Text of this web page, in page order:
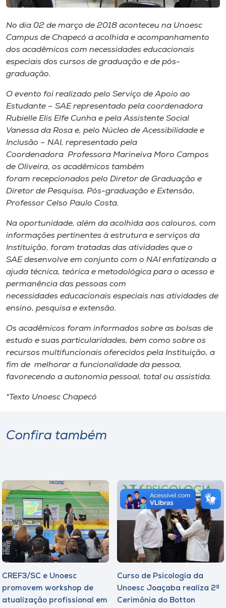
Selecione
o idioma
A+
No dia 02 de março de 2018 aconteceu na Unoesc
Campus de Chapecó a acolhida e acompanhamento
dos acadêmicos com necessidades educacionais
especiais dos cursos de graduação e de pós-
graduação.
O evento foi realizado pelo Serviço de Apoio ao
Estudante – SAE representado pela coordenadora
Rubielle Elis Elfe Cunha e pela Assistente Social
Vanessa da Rosa e, pelo Núcleo de Acessibilidade e
Inclusão – NAI, representado pela
Coordenadora Professora Marineiva Moro Campos
de Oliveira, os acadêmicos também
foram recepcionados pelo Diretor de Graduação e
Diretor de Pesquisa, Pós-graduação e Extensão,
Professor Celso Paulo Costa.
Na oportunidade, além da acolhida aos calouros, com
informações pertinentes à estrutura e serviços da
Instituição, foram tratadas das atividades que o
SAE desenvolve em conjunto com o NAI enfatizando a
ajuda técnica, teórica e metodológica para o acesso e
permanência das pessoas com
necessidades educacionais especiais nas atividades de
ensino, pesquisa e extensão.
Os acadêmicos foram informados sobre as bolsas de
estudo e suas particularidades, bem como sobre os
recursos multifuncionais oferecidos pela Instituição, a
fim de melhorar a funcionalidade da pessoa,
favorecendo a autonomia pessoal, total ou assistida.
*Texto Unoesc Chapecó
Confira também
CREF3/SC e Unoesc
promovem workshop de
atualização profissional em
Curso de Psicologia da
Unoesc Joaçaba realiza 2ª
Cerimônia do Botton